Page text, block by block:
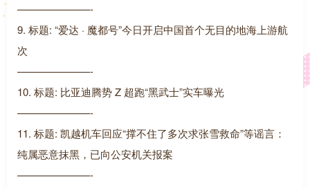
———————-
9. 标题: “爱达 · 魔都号”今日开启中国首个无目的地海上游航
次
———————-
10. 标题: 比亚迪腾势 Z 超跑“黑武士”实车曝光
———————-
11. 标题: 凯越机车回应“撑不住了多次求张雪救命”等谣言：
纯属恶意抹黑，已向公安机关报案
———————-